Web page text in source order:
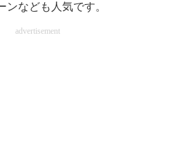
ンなども人気です。
advertisement